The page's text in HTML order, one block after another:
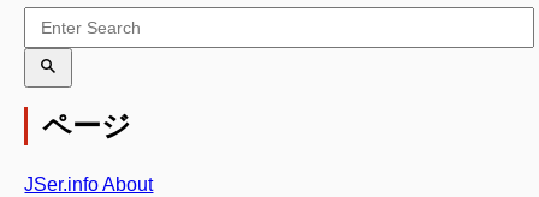
ページ
JSer.info About